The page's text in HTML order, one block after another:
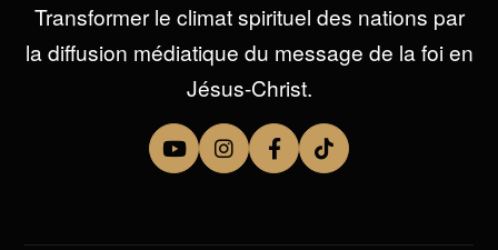
Transformer le climat spirituel des nations par
la diffusion médiatique du message de la foi en
Jésus-Christ.